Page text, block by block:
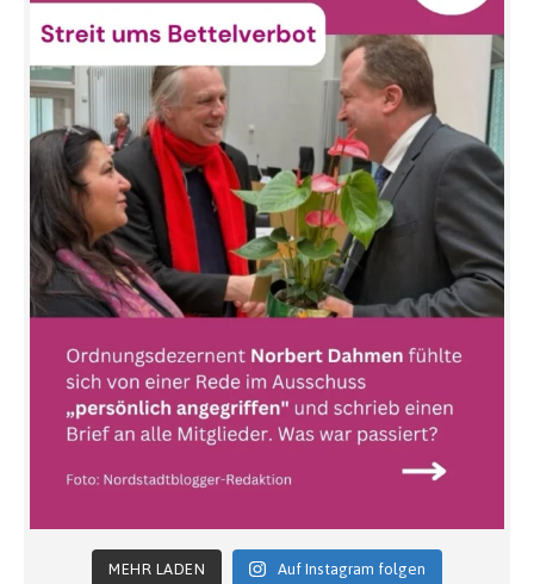
MEHR LADEN Auf Instagram folgen